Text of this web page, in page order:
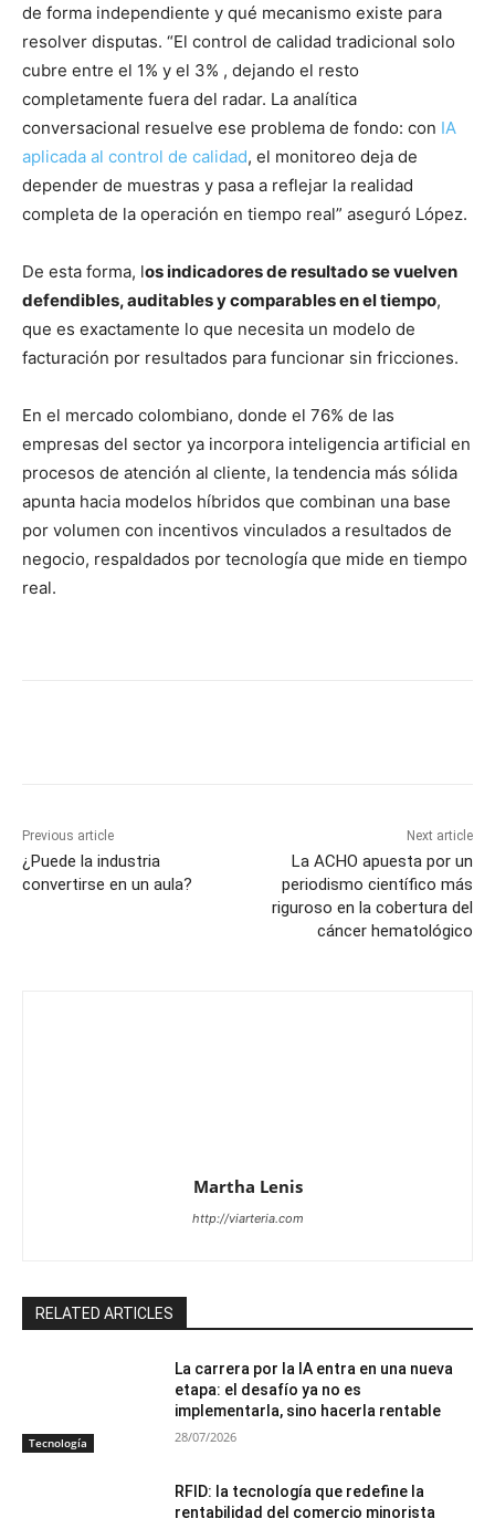
de forma independiente y qué mecanismo existe para
resolver disputas. “El control de calidad tradicional solo
cubre entre el 1% y el 3% , dejando el resto
completamente fuera del radar. La analítica
conversacional resuelve ese problema de fondo: con IA
aplicada al control de calidad, el monitoreo deja de
depender de muestras y pasa a reflejar la realidad
completa de la operación en tiempo real” aseguró López.
De esta forma, los indicadores de resultado se vuelven
defendibles, auditables y comparables en el tiempo,
que es exactamente lo que necesita un modelo de
facturación por resultados para funcionar sin fricciones.
En el mercado colombiano, donde el 76% de las
empresas del sector ya incorpora inteligencia artificial en
procesos de atención al cliente, la tendencia más sólida
apunta hacia modelos híbridos que combinan una base
por volumen con incentivos vinculados a resultados de
negocio, respaldados por tecnología que mide en tiempo
real.
Previous article
¿Puede la industria
convertirse en un aula?
Next article
La ACHO apuesta por un
periodismo científico más
riguroso en la cobertura del
cáncer hematológico
Martha Lenis
http://viarteria.com
RELATED ARTICLES
Tecnología
La carrera por la IA entra en una nueva
etapa: el desafío ya no es
implementarla, sino hacerla rentable
28/07/2026
RFID: la tecnología que redefine la
rentabilidad del comercio minorista